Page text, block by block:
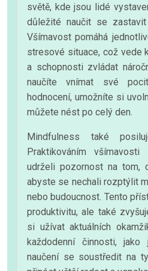
světě, kde jsou lidé
důležité naučit se
Všímavost pomáhá
stresové situace, což vede
a schopnosti zvládat
naučíte vnímat své
hodnocení, umožníte si
můžete nést po celý den.
Mindfulness také
Praktikováním
udrželi pozornost na tom,
abyste se nechali rozptýlit
nebo budoucnost. Tento
produktivitu, ale také
si užívat aktuálních
každodenní činnosti,
naučení se soustředit na